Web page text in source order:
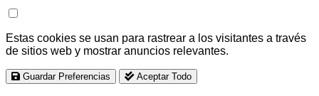
Estas cookies se usan para rastrear a los visitantes a través
de sitios web y mostrar anuncios relevantes.
Guardar Preferencias Aceptar Todo